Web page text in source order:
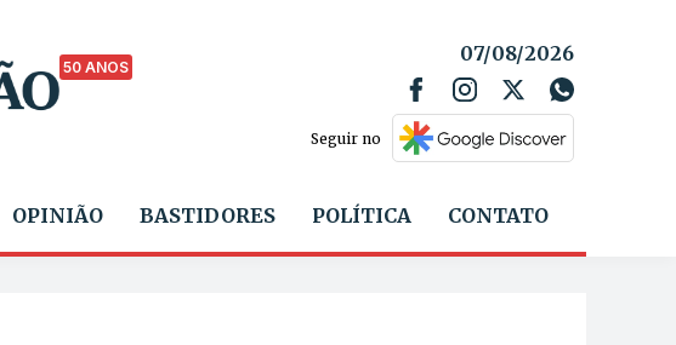
50 ANOS
07/08/2026
Seguir no
OPINIÃO BASTIDORES POLÍTICA CONTATO